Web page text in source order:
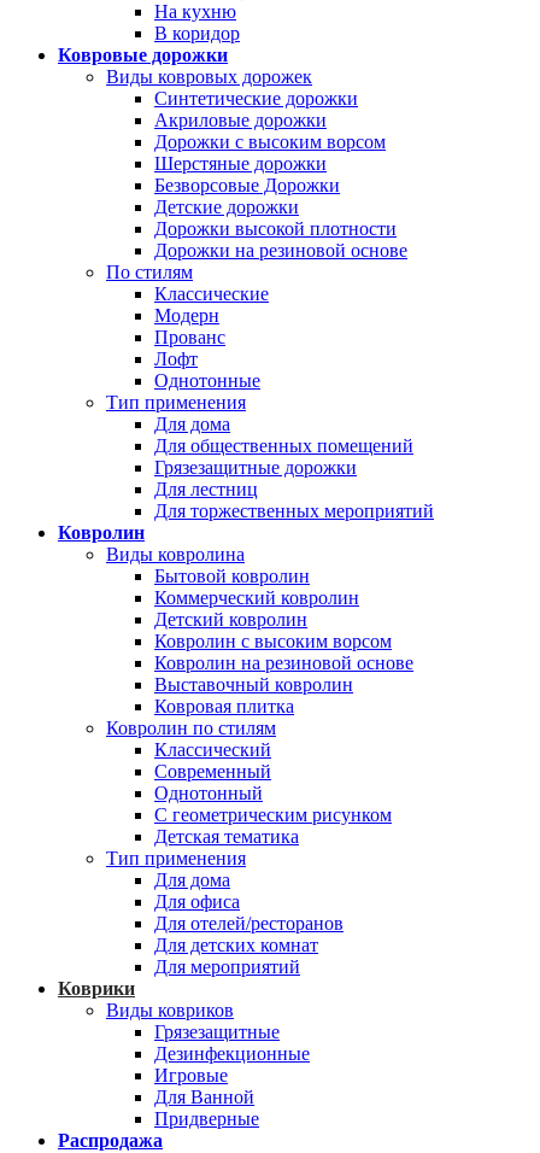
На кухню
В коридор
Ковровые дорожки
Виды ковровых дорожек
Синтетические дорожки
Акриловые дорожки
Дорожки с высоким ворсом
Шерстяные дорожки
Безворсовые Дорожки
Детские дорожки
Дорожки высокой плотности
Дорожки на резиновой основе
По стилям
Классические
Модерн
Прованс
Лофт
Однотонные
Тип применения
Для дома
Для общественных помещений
Грязезащитные дорожки
Для лестниц
Для торжественных мероприятий
Ковролин
Виды ковролина
Бытовой ковролин
Коммерческий ковролин
Детский ковролин
Ковролин с высоким ворсом
Ковролин на резиновой основе
Выставочный ковролин
Ковровая плитка
Ковролин по стилям
Классический
Современный
Однотонный
С геометрическим рисунком
Детская тематика
Тип применения
Для дома
Для офиса
Для отелей/ресторанов
Для детских комнат
Для мероприятий
Коврики
Виды ковриков
Грязезащитные
Дезинфекционные
Игровые
Для Ванной
Придверные
Распродажа